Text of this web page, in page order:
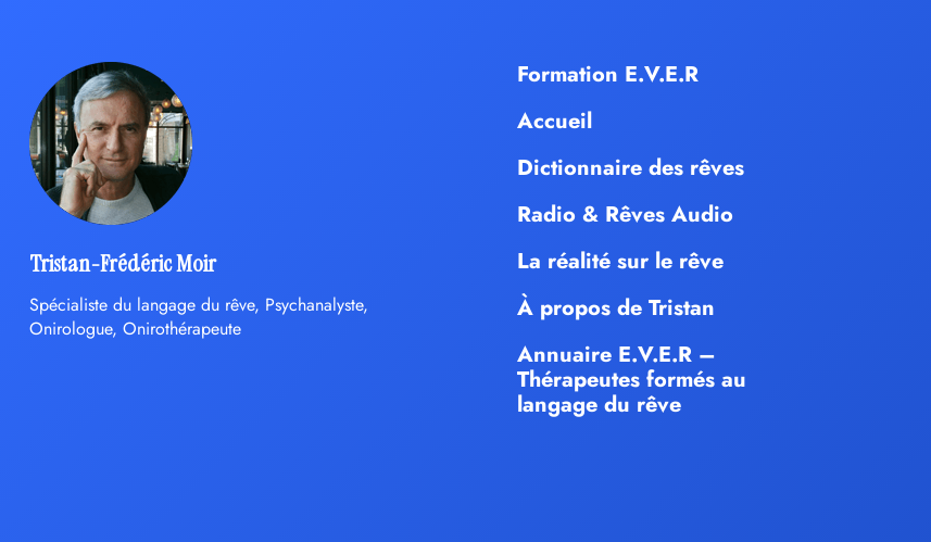
Tristan-Frédéric Moir
Spécialiste du langage du rêve, Psychanalyste,
Onirologue, Onirothérapeute
Formation E.V.E.R
Accueil
Dictionnaire des rêves
Radio & Rêves Audio
La réalité sur le rêve
À propos de Tristan
Annuaire E.V.E.R –
Thérapeutes formés au
langage du rêve